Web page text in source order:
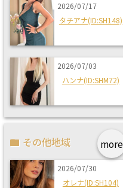
2026/07/17
タチアナ(ID:SH148)
2026/07/03
ハンナ(ID:SHM72)
more
その他地域
2026/07/30
オレナ(ID:SH104)